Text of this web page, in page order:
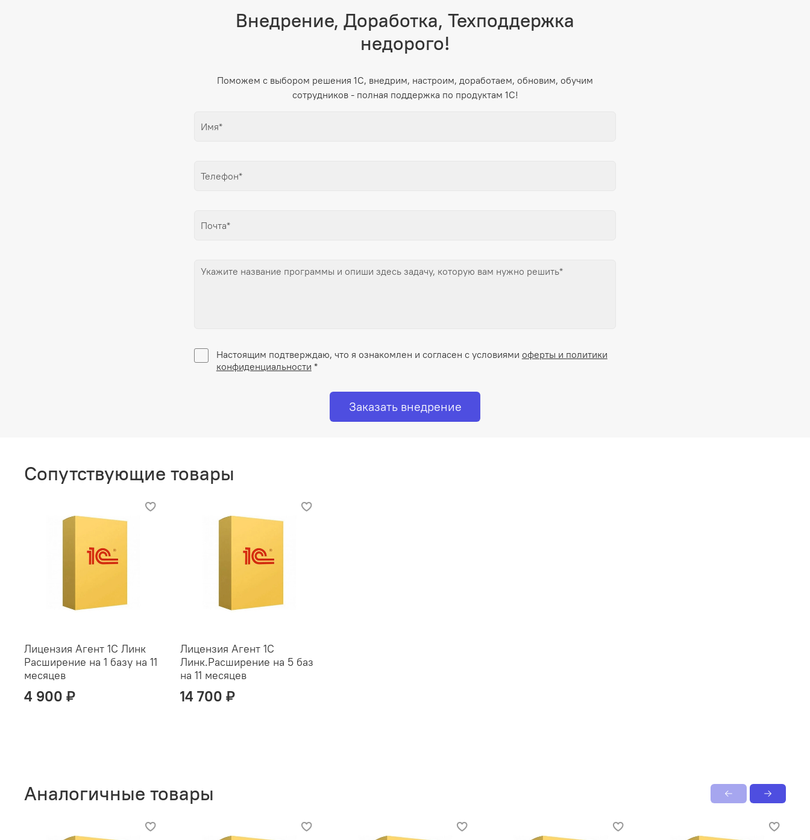
Внедрение, Доработка, Техподдержка
недорого!
Поможем с выбором решения 1С, внедрим, настроим, доработаем, обновим, обучим
сотрудников - полная поддержка по продуктам 1С!
Настоящим подтверждаю, что я ознакомлен и согласен с условиями оферты и политики
конфиденциальности *
Заказать внедрение
Сопутствующие товары
Лицензия Агент 1С Линк
Расширение на 1 базу на 11
месяцев
4 900 ₽
Лицензия Агент 1С
Линк.Расширение на 5 баз
на 11 месяцев
14 700 ₽
Аналогичные товары